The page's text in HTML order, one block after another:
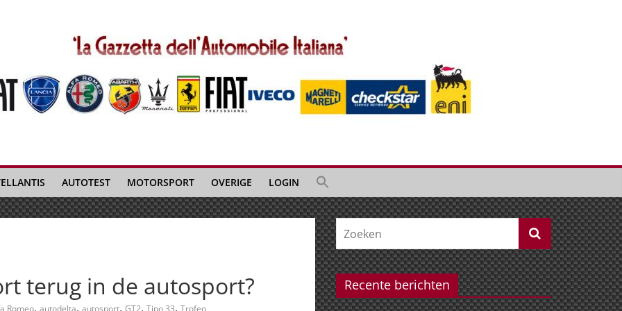
AUTOTEST MOTORSPORT OVERIGE LOGIN
terug in de autosport?
Romeo, autodelta, autosport, GT2, Tipo 33, Trofeo
Recente berichten